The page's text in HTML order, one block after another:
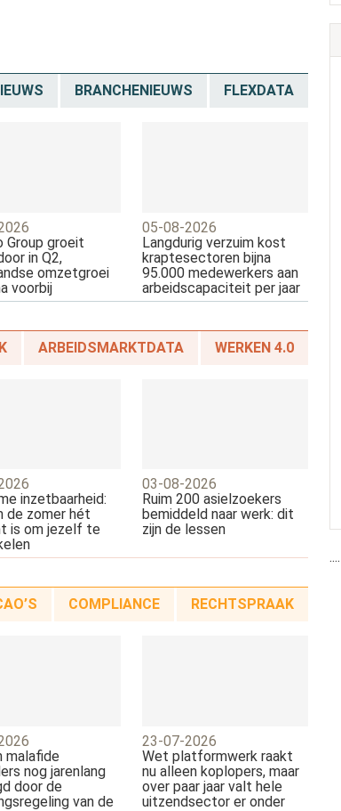
BRANCHENIEUWS FLEXDATA
Group groeit
in Q2,
omzetgroei
voorbij
05-08-2026
Langdurig verzuim kost
kraptesectoren bijna
95.000 medewerkers aan
arbeidscapaciteit per jaar
ARBEIDSMARKTDATA WERKEN 4.0
inzetbaarheid:
de zomer hét
is om jezelf te
03-08-2026
Ruim 200 asielzoekers
bemiddeld naar werk: dit
zijn de lessen
COMPLIANCE RECHTSPRAAK
malafide
nog jarenlang
door de
van de
23-07-2026
Wet platformwerk raakt
nu alleen koplopers, maar
over paar jaar valt hele
uitzendsector er onder
....